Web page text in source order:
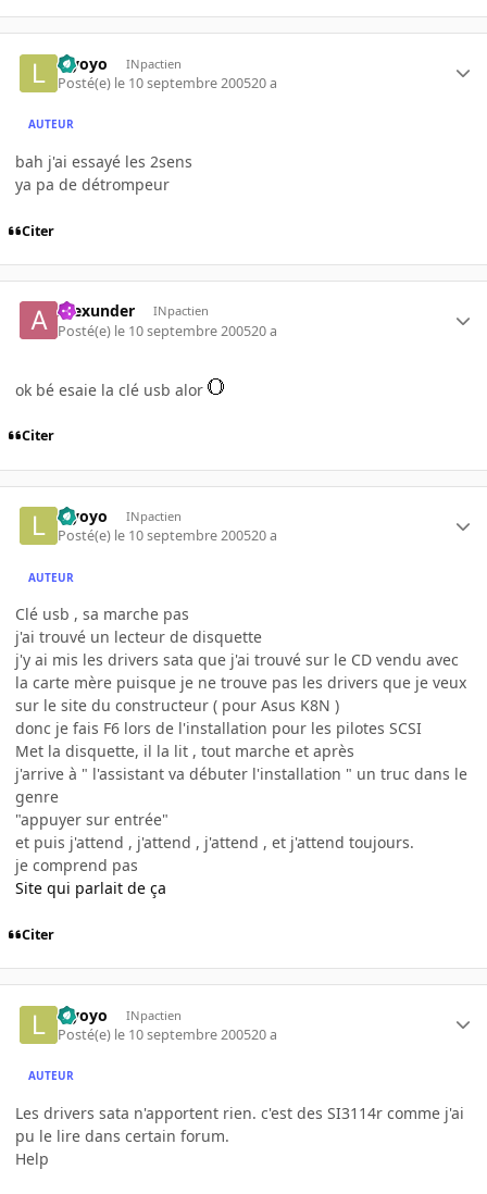
leyoyo INpactien
Posté(e) le 10 septembre 200520 a
AUTEUR
bah j'ai essayé les 2sens
ya pa de détrompeur
Citer
Alexunder INpactien
Posté(e) le 10 septembre 200520 a
ok bé esaie la clé usb alor
Citer
leyoyo INpactien
Posté(e) le 10 septembre 200520 a
AUTEUR
Clé usb , sa marche pas
j'ai trouvé un lecteur de disquette
j'y ai mis les drivers sata que j'ai trouvé sur le CD vendu avec
la carte mère puisque je ne trouve pas les drivers que je veux
sur le site du constructeur ( pour Asus K8N )
donc je fais F6 lors de l'installation pour les pilotes SCSI
Met la disquette, il la lit , tout marche et après
j'arrive à " l'assistant va débuter l'installation " un truc dans le
genre
"appuyer sur entrée"
et puis j'attend , j'attend , j'attend , et j'attend toujours.
je comprend pas
Site qui parlait de ça
Citer
leyoyo INpactien
Posté(e) le 10 septembre 200520 a
AUTEUR
Les drivers sata n'apportent rien. c'est des SI3114r comme j'ai
pu le lire dans certain forum.
Help